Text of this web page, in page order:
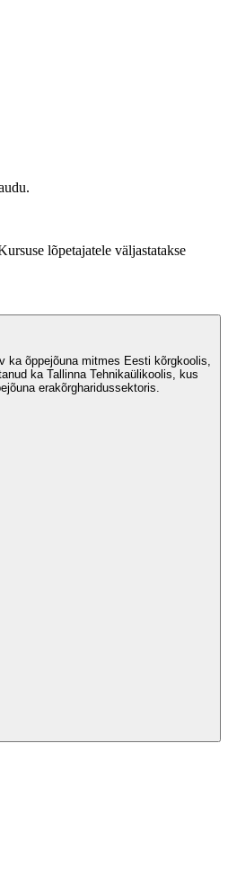
lõpetajatele väljastatakse
ka õppejõuna mitmes Eesti kõrgkoolis,
ka Tallinna Tehnikaülikoolis, kus
erakõrgharidussektoris.